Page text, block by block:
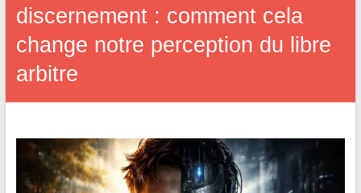
discernement : comment cela
change notre perception du libre
arbitre